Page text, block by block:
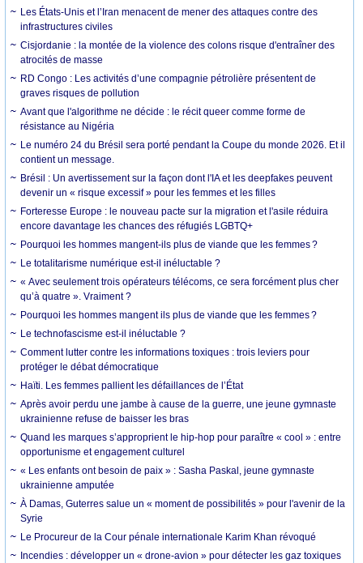
Les États-Unis et l’Iran menacent de mener des attaques contre des
infrastructures civiles
Cisjordanie : la montée de la violence des colons risque d'entraîner des
atrocités de masse
RD Congo : Les activités d’une compagnie pétrolière présentent de
graves risques de pollution
Avant que l'algorithme ne décide : le récit queer comme forme de
résistance au Nigéria
Le numéro 24 du Brésil sera porté pendant la Coupe du monde 2026. Et il
contient un message.
Brésil : Un avertissement sur la façon dont l'IA et les deepfakes peuvent
devenir un « risque excessif » pour les femmes et les filles
Forteresse Europe : le nouveau pacte sur la migration et l'asile réduira
encore davantage les chances des réfugiés LGBTQ+
Pourquoi les hommes mangent-ils plus de viande que les femmes ?
Le totalitarisme numérique est-il inéluctable ?
« Avec seulement trois opérateurs télécoms, ce sera forcément plus cher
qu’à quatre ». Vraiment ?
Pourquoi les hommes mangent ils plus de viande que les femmes ?
Le technofascisme est-il inéluctable ?
Comment lutter contre les informations toxiques : trois leviers pour
protéger le débat démocratique
Haïti. Les femmes pallient les défaillances de l’État
Après avoir perdu une jambe à cause de la guerre, une jeune gymnaste
ukrainienne refuse de baisser les bras
Quand les marques s’approprient le hip-hop pour paraître « cool » : entre
opportunisme et engagement culturel
« Les enfants ont besoin de paix » : Sasha Paskal, jeune gymnaste
ukrainienne amputée
À Damas, Guterres salue un « moment de possibilités » pour l'avenir de la
Syrie
Le Procureur de la Cour pénale internationale Karim Khan révoqué
Incendies : développer un « drone-avion » pour détecter les gaz toxiques